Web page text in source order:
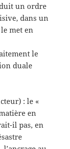
un ordre
dans un
met en
le
duale
: le «
en
il pas, en